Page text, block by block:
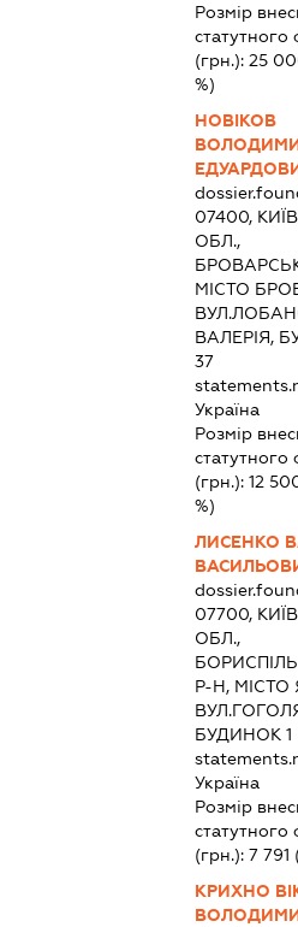
Розмір
статутного
(грн.):25
%)
НОВІКОВ
07400,
ОБЛ.,
МІСТО
ВАЛЕРІЯ,
37
Україна
Розмір
статутного
(грн.):12
%)
ЛИСЕНКО
07700,
ОБЛ.,
Р-Н, МІСТО
БУДИНОК 1
Україна
Розмір
статутного
(грн.):7 791
КРИХНО